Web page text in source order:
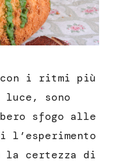
i ritmi più
sono
sfogo alle
l’esperimento
la certezza di